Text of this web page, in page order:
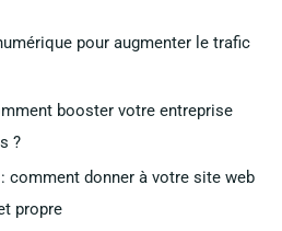
pour augmenter le trafic
booster votre entreprise
?
comment donner à votre site web
propre